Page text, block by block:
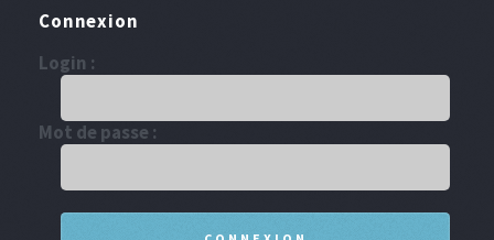
Connexion
Login :
Mot de passe :